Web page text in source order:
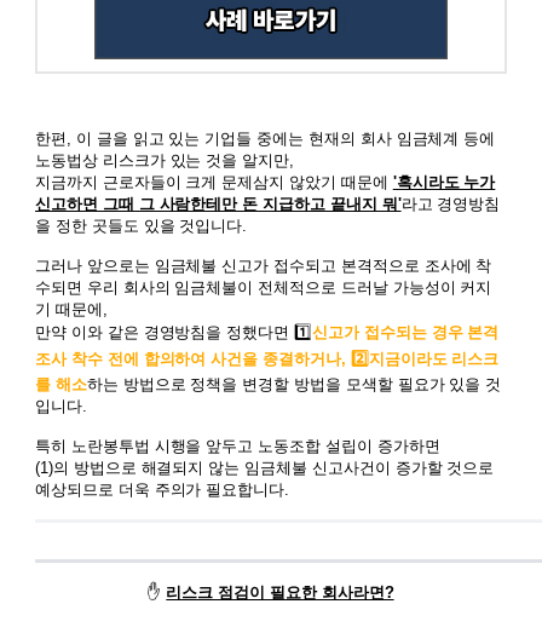
한편, 이 글을 읽고 있는 기업들 중에는 현재의 회사 임금체계 등에
노동법상 리스크가 있는 것을 알지만,
지금까지 근로자들이 크게 문제삼지 않았기 때문에 '혹시라도 누가
신고하면 그때 그 사람한테만 돈 지급하고 끝내지 뭐'라고 경영방침
을 정한 곳들도 있을 것입니다.
그러나 앞으로는 임금체불 신고가 접수되고 본격적으로 조사에 착
수되면 우리 회사의 임금체불이 전체적으로 드러날 가능성이 커지
기 때문에,
만약 이와 같은 경영방침을 정했다면 1️⃣신고가 접수되는 경우 본격
조사 착수 전에 합의하여 사건을 종결하거나, 2️⃣지금이라도 리스크
를 해소하는 방법으로 정책을 변경할 방법을 모색할 필요가 있을 것
입니다.
특히 노란봉투법 시행을 앞두고 노동조합 설립이 증가하면
(1)의 방법으로 해결되지 않는 임금체불 신고사건이 증가할 것으로
예상되므로 더욱 주의가 필요합니다.
✋ 리스크 점검이 필요한 회사라면?